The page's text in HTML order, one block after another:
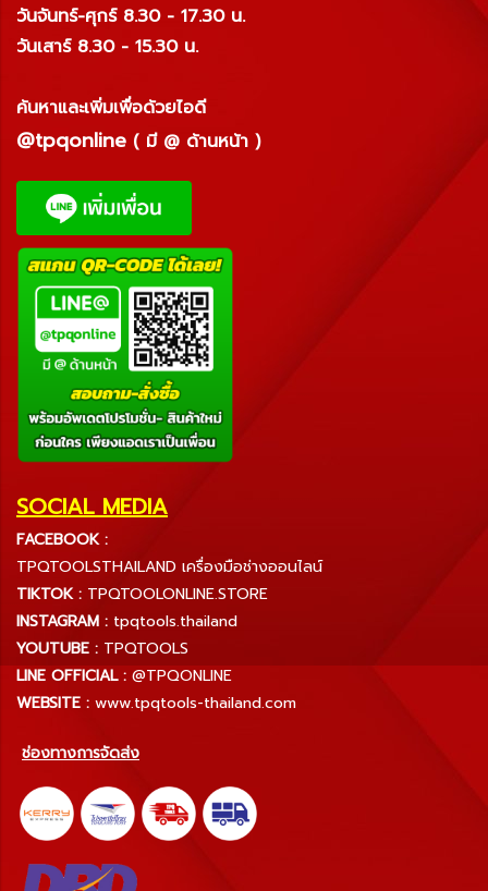
วันจันทร์-ศุกร์ 8.30 - 17.30 น.
วันเสาร์ 8.30 - 15.30 น.
ค้นหาและเพิ่มเพื่อด้วยไอดี
@tpqonline ( มี @ ด้านหน้า )
SOCIAL MEDIA
FACEBOOK :
TPQTOOLSTHAILAND เครื่องมือช่างออนไลน์
TIKTOK : TPQTOOLONLINE.STORE
INSTAGRAM : tpqtools.thailand
YOUTUBE : TPQTOOLS
LINE OFFICIAL : @TPQONLINE
WEBSITE : www.tpqtools-thailand.com
ช่องทางการจัดส่ง